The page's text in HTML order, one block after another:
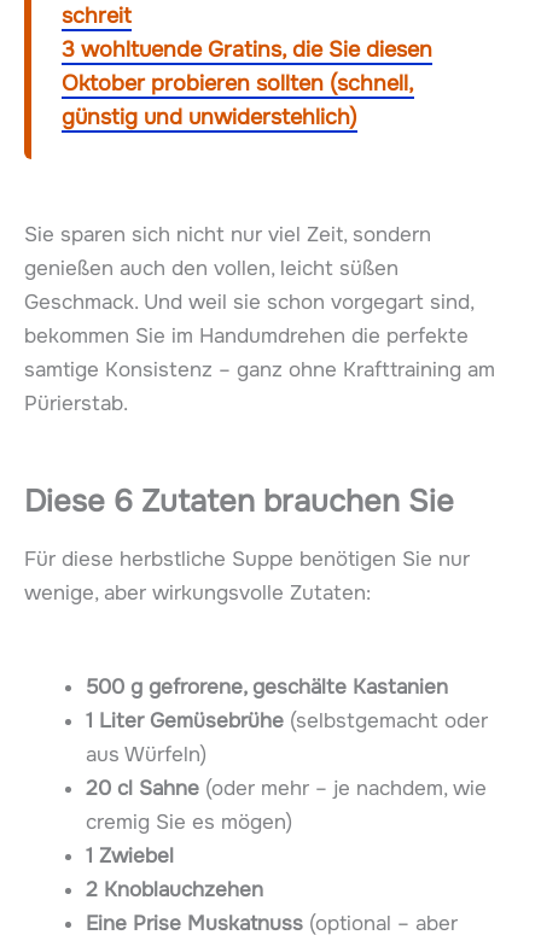
schreit
3 wohltuende Gratins, die Sie diesen
Oktober probieren sollten (schnell,
günstig und unwiderstehlich)
Sie sparen sich nicht nur viel Zeit, sondern
genießen auch den vollen, leicht süßen
Geschmack. Und weil sie schon vorgegart sind,
bekommen Sie im Handumdrehen die perfekte
samtige Konsistenz – ganz ohne Krafttraining am
Pürierstab.
Diese 6 Zutaten brauchen Sie
Für diese herbstliche Suppe benötigen Sie nur
wenige, aber wirkungsvolle Zutaten:
500 g gefrorene, geschälte Kastanien
1 Liter Gemüsebrühe (selbstgemacht oder
aus Würfeln)
20 cl Sahne (oder mehr – je nachdem, wie
cremig Sie es mögen)
1 Zwiebel
2 Knoblauchzehen
Eine Prise Muskatnuss (optional – aber